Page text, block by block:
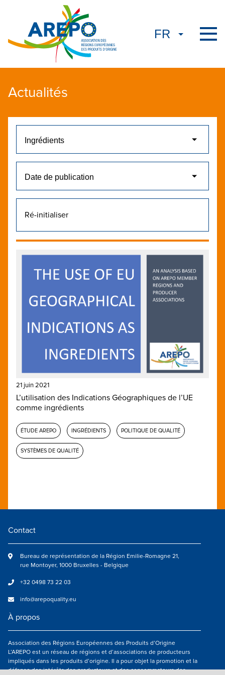
Actualités
Ré-initialiser
21 juin 2021
L’utilisation des Indications Géographiques de l’UE
comme ingrédients
ÉTUDE AREPO INGRÉDIENTS POLITIQUE DE QUALITÉ
SYSTÈMES DE QUALITÉ
Contact
Bureau de représentation de la Région Emilie-Romagne 21,
rue Montoyer, 1000 Bruxelles - Belgique
+32 0498 73 22 03
info@arepoquality.eu
À propos
Association des Régions Européennes des Produits d’Origine
L’AREPO est un réseau de régions et d’associations de producteurs
impliqués dans les produits d’origine. Il a pour objet la promotion et la
défense des intérêts des producteurs et des consommateurs des